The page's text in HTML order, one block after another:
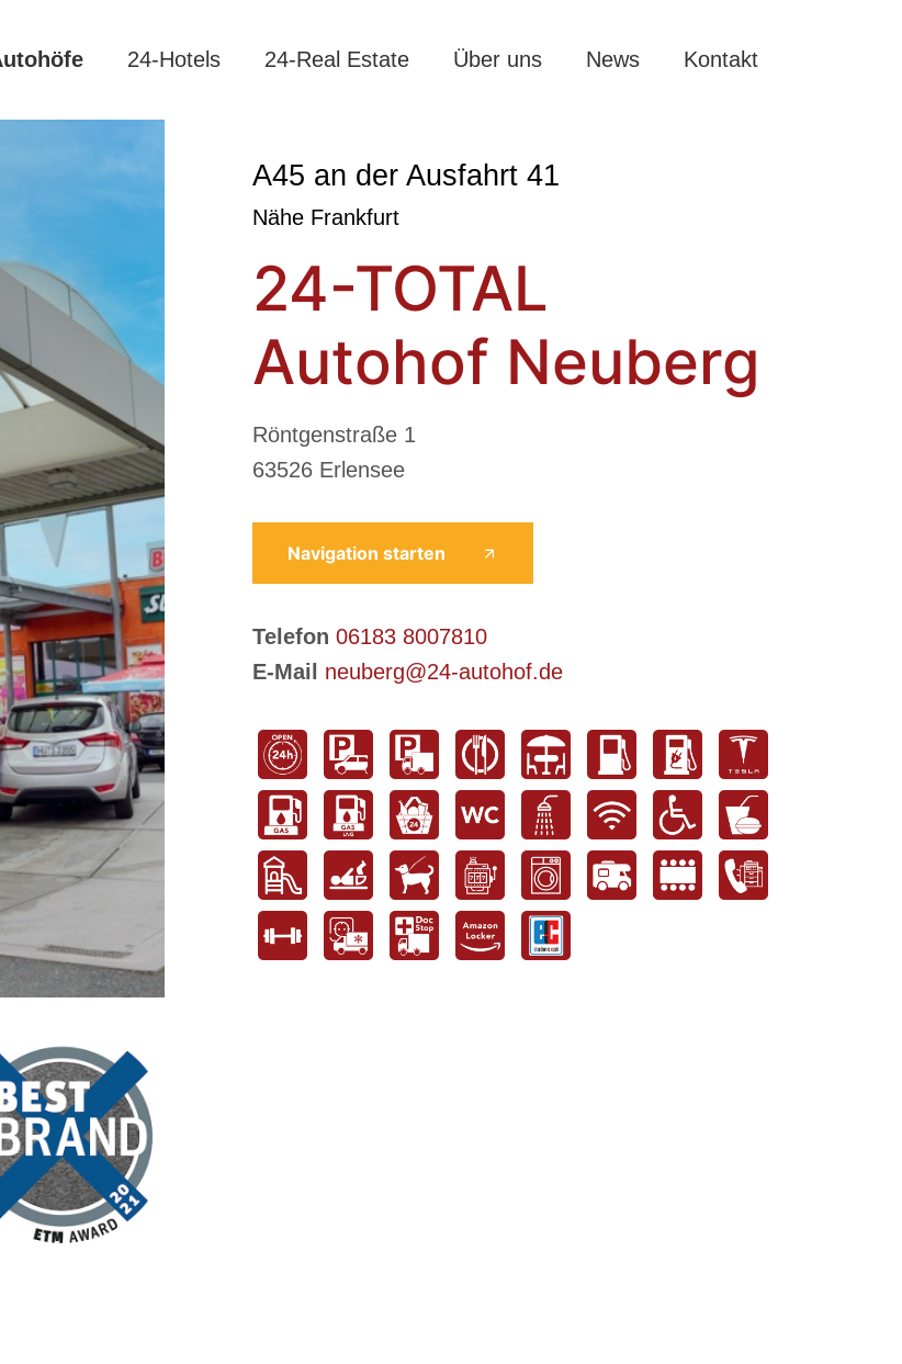
24-Hotels 24-Real Estate Über uns News Kontakt
A45 an der Ausfahrt 41
Nähe Frankfurt
24-TOTAL
Autohof Neuberg
Röntgenstraße 1
63526 Erlensee
Navigation starten
Telefon 06183 8007810
E-Mail
neuberg@24-autohof.de